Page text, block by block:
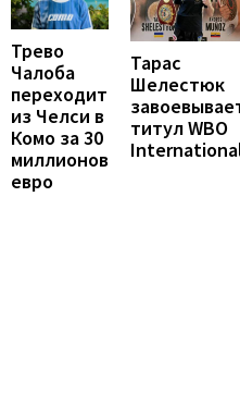
Трево
Чалоба
переходит
из Челси в
Комо за 30
миллионов
евро
Тарас
Шелестюк
титул WBO